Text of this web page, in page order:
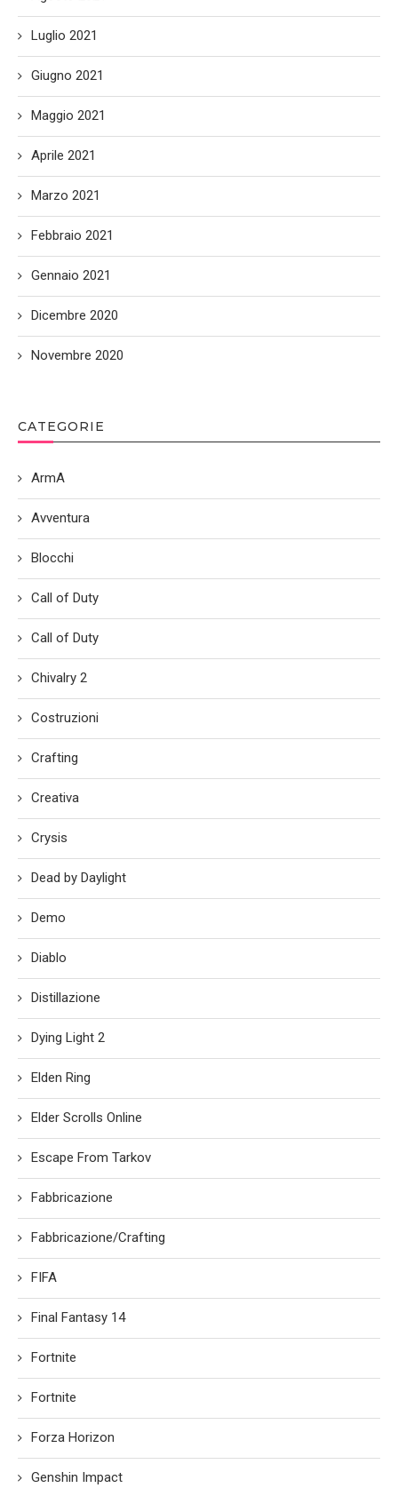
Luglio 2021
Giugno 2021
Maggio 2021
Aprile 2021
Marzo 2021
Febbraio 2021
Gennaio 2021
Dicembre 2020
Novembre 2020
CATEGORIE
ArmA
Avventura
Blocchi
Call of Duty
Call of Duty
Chivalry 2
Costruzioni
Crafting
Creativa
Crysis
Dead by Daylight
Demo
Diablo
Distillazione
Dying Light 2
Elden Ring
Elder Scrolls Online
Escape From Tarkov
Fabbricazione
Fabbricazione/Crafting
FIFA
Final Fantasy 14
Fortnite
Fortnite
Forza Horizon
Genshin Impact